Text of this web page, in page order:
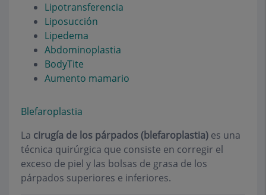
Lipotransferencia
Liposucción
Lipedema
Abdominoplastia
BodyTite
Aumento mamario
Blefaroplastia
La cirugía de los párpados(blefaroplastia) es una
técnica quirúrgica que consiste en corregir el
exceso de piel y las bolsas de grasa de los
párpados superiores e inferiores.